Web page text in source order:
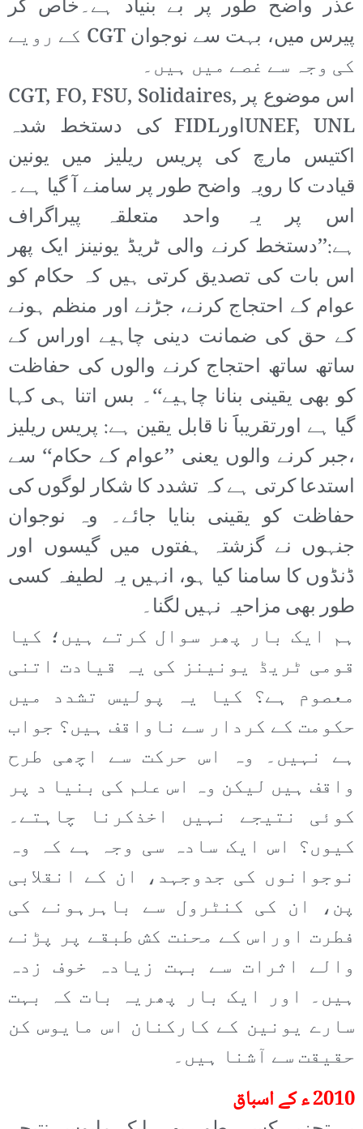
عذر واضح طور پر بے بنیاد ہے۔خاص کر
پیرس میں، بہت سے نوجوان CGT کے رویے
کی وجہ سے غصے میں ہیں۔
اس موضوع پر CGT, FO, FSU, Solidaires,
UNEF, UNLاورFIDL کی دستخط شدہ
اکتیس مارچ کی پریس ریلیز میں یونین
قیادت کا رویہ واضح طور پر سامنے آ گیا ہے۔
اس پر یہ واحد متعلقہ پیراگراف
ہے:’’دستخط کرنے والی ٹریڈ یونینز ایک پھر
اس بات کی تصدیق کرتی ہیں کہ حکام کو
عوام کے احتجاج کرنے، جڑنے اور منظم ہونے
کے حق کی ضمانت دینی چاہیے اوراس کے
ساتھ ساتھ احتجاج کرنے والوں کی حفاظت
کو بھی یقینی بنانا چاہیے‘‘۔ بس اتنا ہی کہا
گیا ہے اورتقریباََ نا قابل یقین ہے: پریس ریلیز
،جبر کرنے والوں یعنی ’’عوام کے حکام‘‘ سے
استدعا کرتی ہے کہ تشدد کا شکار لوگوں کی
حفاظت کو یقینی بنایا جائے۔ وہ نوجوان
جنہوں نے گزشتہ ہفتوں میں گیسوں اور
ڈنڈوں کا سامنا کیا ہو، انہیں یہ لطیفہ کسی
طور بھی مزاحیہ نہیں لگنا۔
ہم ایک بار پھر سوال کرتے ہیں؛ کیا
قومی ٹریڈ یونینز کی یہ قیادت اتنی
معصوم ہے؟ کیا یہ پولیس تشدد میں
حکومت کے کردار سے ناواقف ہیں؟ جواب
ہے نہیں۔ وہ اس حرکت سے اچھی طرح
واقف ہیں لیکن وہ اس علم کی بنیا د پر
کوئی نتیجے نہیں اخذکرنا چاہتے۔
کیوں؟ اس ایک سادہ سی وجہ ہے کہ وہ
نوجوانوں کی جدوجہد، ان کے انقلابی
پن، ان کی کنٹرول سے باہرہونے کی
فطرت اوراس کے محنت کش طبقے پر پڑنے
والے اثرات سے بہت زیادہ خوف زدہ
ہیں۔ اور ایک بار پھریہ بات کہ بہت
سارے یونین کے کارکنان اس مایوس کن
حقیقت سے آشنا ہیں۔
2010 ء کے اسباق